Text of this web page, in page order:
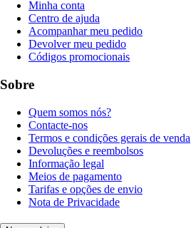
Minha conta
Centro de ajuda
Acompanhar meu pedido
Devolver meu pedido
Códigos promocionais
Sobre
Quem somos nós?
Contacte-nos
Termos e condições gerais de venda
Devoluções e reembolsos
Informação legal
Meios de pagamento
Tarifas e opções de envio
Nota de Privacidade